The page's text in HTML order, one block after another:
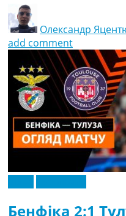
Олександр
add comment
Бенфіка 2:1